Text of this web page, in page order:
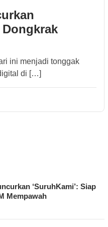
Dongkrak
ini menjadi tonggak
di […]
‘SuruhKami’: Siap
Mempawah